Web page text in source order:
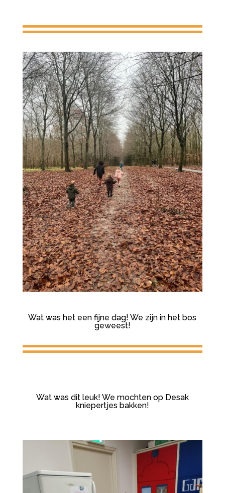
Wat was het een fijne dag! We zijn in het bos
geweest!
Wat was dit leuk! We mochten op Desak
kniepertjes bakken!